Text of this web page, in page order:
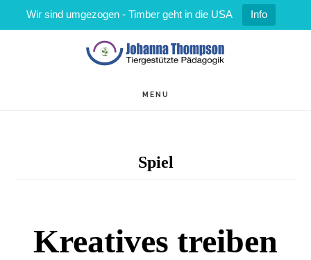
Wir sind umgezogen - Timber geht in die USA Info
MENU
Spiel
Kreatives treiben